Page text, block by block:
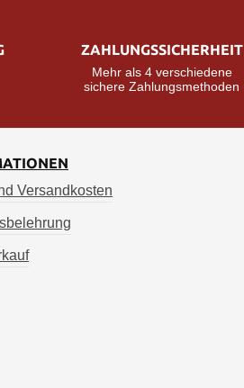
ZAHLUNGSSICHERHEIT
Mehr als 4 verschiedene
sichere Zahlungsmethoden
Versandkosten